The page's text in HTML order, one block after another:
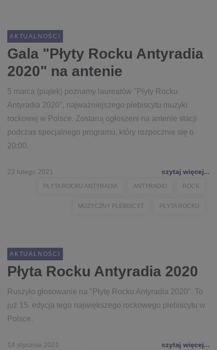
AKTUALNOŚCI
Gala "Płyty Rocku Antyradia
2020" na antenie
5 marca (piątek) poznamy laureatów "Płyty Rocku
Antyradia 2020", najważniejszego plebiscytu muzyki
rockowej w Polsce. Zostaną ogłoszeni na antenie stacji
podczas specjalnego programu, który rozpocznie się o
20:00.
23 lutego 2021 czytaj więcej...
PŁYTA ROCKU ANTYRADIA ANTYRADIO ROCK
MUZYCZNY PLEBISCYT PŁYTA ROCKU
AKTUALNOŚCI
Płyta Rocku Antyradia 2020
Ruszyło głosowanie na "Płytę Rocku Antyradia 2020". To
już 15. edycja tego największego rockowego plebiscytu w
Polsce.
14 stycznia 2021 czytaj więcej...